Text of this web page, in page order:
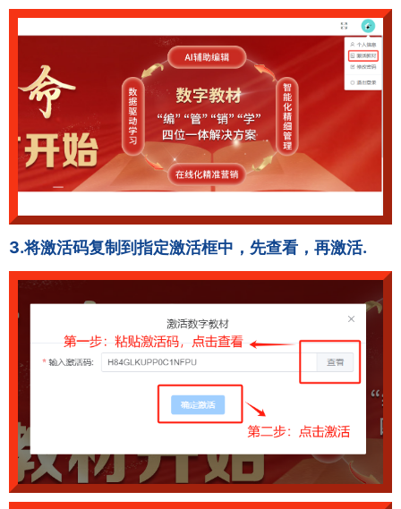
3.将激活码复制到指定激活框中，先查看，再激活.